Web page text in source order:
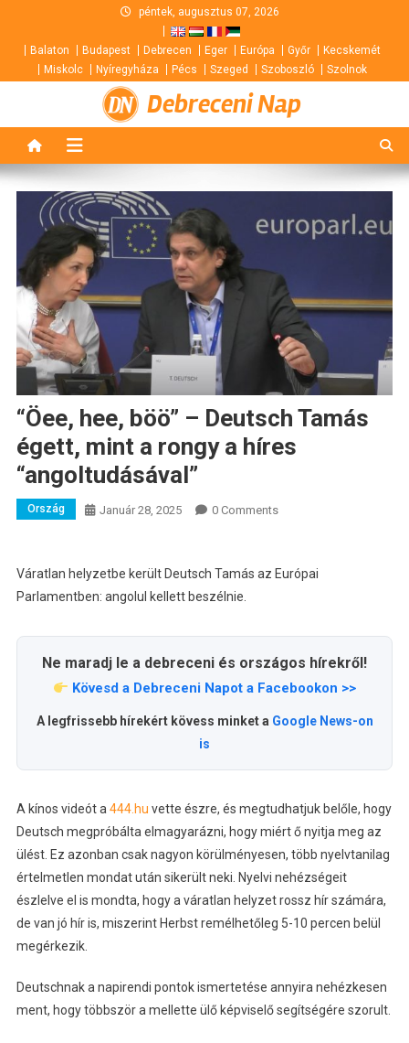
content
péntek, augusztus 07, 2026
Balaton Budapest Debrecen Eger Európa Győr
Kecskemét
Miskolc
Nyíregyháza Pécs Szeged Szoboszló Szolnok
Debreceni Nap
“Öee, hee, böö” – Deutsch Tamás
égett, mint a rongy a híres
“angoltudásával”
Ország Január 28, 2025 0 Comments
Váratlan helyzetbe került Deutsch Tamás az Európai
Parlamentben: angolul kellett beszélnie.
Ne maradj le a debreceni és országos hírekről!
Kövesd a Debreceni Napot a Facebookon >>
A legfrissebb hírekért kövess minket a Google News-on
is
A kínos videót a 444.hu vette észre, és megtudhatjuk belőle, hogy
Deutsch megpróbálta elmagyarázni, hogy miért ő nyitja meg az
ülést. Ez azonban csak nagyon körülményesen, több nyelvtanilag
értelmetlen mondat után sikerült neki. Nyelvi nehézségeit
észlelve el is mondta, hogy a váratlan helyzet rossz hír számára,
de van jó hír is, miszerint Herbst remélhetőleg 5-10 percen belül
megérkezik.
Deutschnak a napirendi pontok ismertetése annyira nehézkesen
ment, hogy többször a mellette ülő képviselő segítségére szorult.